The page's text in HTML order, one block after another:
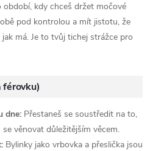
období, kdy chceš držet močové
pod kontrolou a mít jistotu, že
má. Je to tvůj tichej strážce pro
férovku)
dne: Přestaneš se soustředit na to,
věnovat důležitějším věcem.
Bylinky jako vrbovka a přeslička jsou